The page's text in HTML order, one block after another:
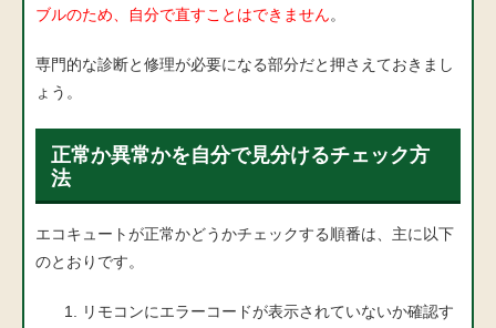
ブルのため、自分で直すことはできません。
専門的な診断と修理が必要になる部分だと押さえておきまし
ょう。
正常か異常かを自分で見分けるチェック方
法
エコキュートが正常かどうかチェックする順番は、主に以下
のとおりです。
リモコンにエラーコードが表示されていないか確認す